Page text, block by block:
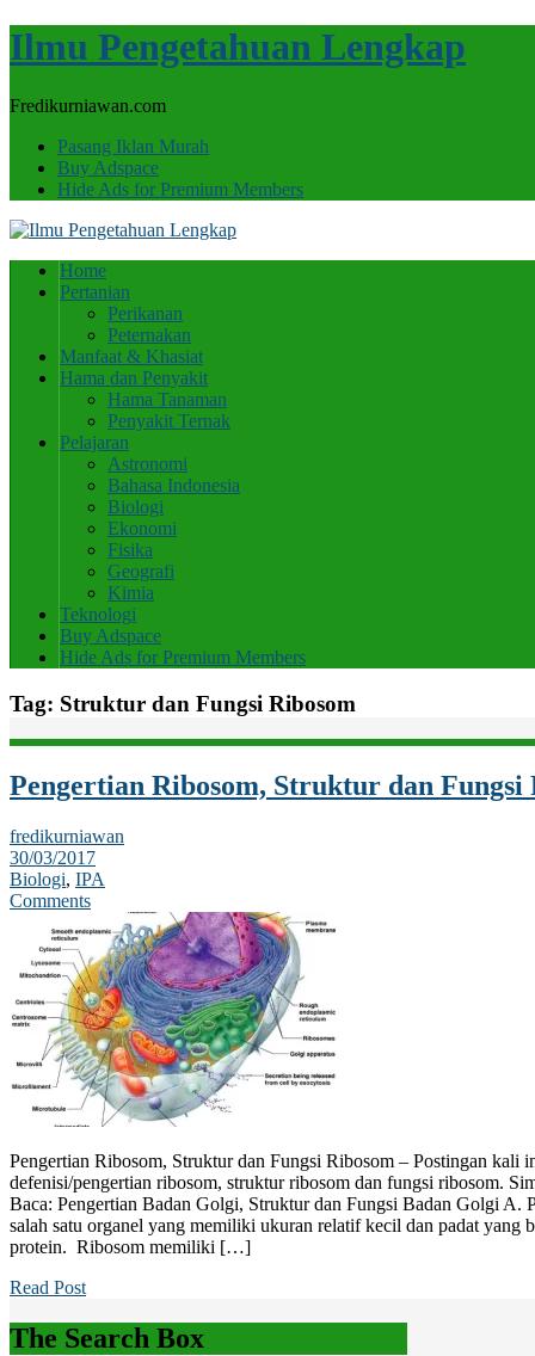
Ilmu Pengetahuan Lengkap
Fredikurniawan.com
Pasang Iklan Murah
Buy Adspace
Hide Ads for Premium Members
Home
Pertanian
Perikanan
Peternakan
Manfaat & Khasiat
Hama dan Penyakit
Hama Tanaman
Penyakit Ternak
Pelajaran
Astronomi
Bahasa Indonesia
Biologi
Ekonomi
Fisika
Geografi
Kimia
Teknologi
Buy Adspace
Hide Ads for Premium Members
Tag: Struktur dan Fungsi Ribosom
Pengertian Ribosom, Struktur dan Fungsi
fredikurniawan
30/03/2017
Biologi, IPA
Comments
Pengertian Ribosom, Struktur dan Fungsi Ribosom – Postingan kali
defenisi/pengertian ribosom, struktur ribosom dan fungsi ribosom.
Baca: Pengertian Badan Golgi, Struktur dan Fungsi Badan Golgi A.
salah satu organel yang memiliki ukuran relatif kecil dan padat yang
protein. Ribosom memiliki […]
Read Post
The Search Box